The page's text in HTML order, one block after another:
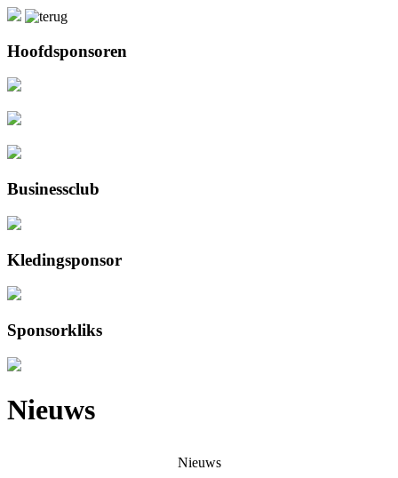
Hoofdsponsoren
Businessclub
Kledingsponsor
Sponsorkliks
Nieuws
Nieuws